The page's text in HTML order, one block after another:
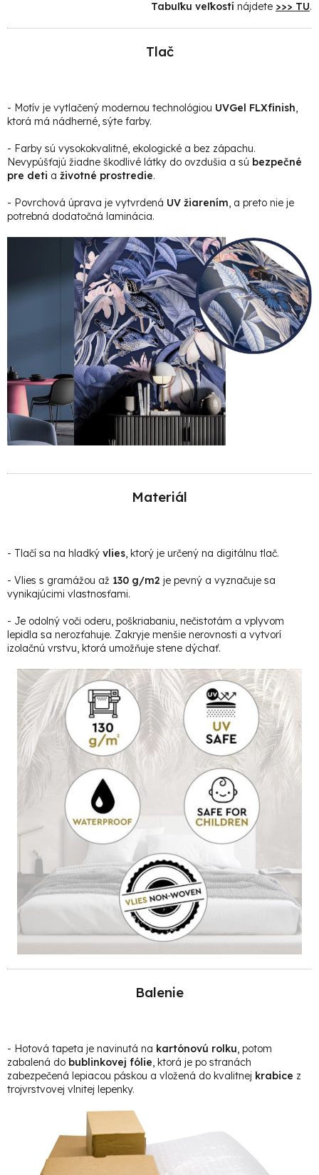
Tabuľku veľkostí nájdete >>> TU.
Tlač
- Motív je vytlačený modernou technológiou UVGel FLXfinish,
ktorá má nádherné, sýte farby.
- Farby sú vysokokvalitné, ekologické a bez zápachu.
Nevypúšťajú žiadne škodlivé látky do ovzdušia a sú bezpečné
pre deti a životné prostredie.
- Povrchová úprava je vytvrdená UV žiarením, a preto nie je
potrebná dodatočná laminácia.
Materiál
- Tlačí sa na hladký vlies, ktorý je určený na digitálnu tlač.
- Vlies s gramážou až 130 g/m2 je pevný a vyznačuje sa
vynikajúcimi vlastnosťami.
- Je odolný voči oderu, poškriabaniu, nečistotám a vplyvom
lepidla sa nerozťahuje. Zakryje menšie nerovnosti a vytvorí
izolačnú vrstvu, ktorá umožňuje stene dýchať.
Balenie
- Hotová tapeta je navinutá na kartónovú rolku, potom
zabalená do bublinkovej fólie, ktorá je po stranách
zabezpečená lepiacou páskou a vložená do kvalitnej krabice z
trojvrstvovej vlnitej lepenky.